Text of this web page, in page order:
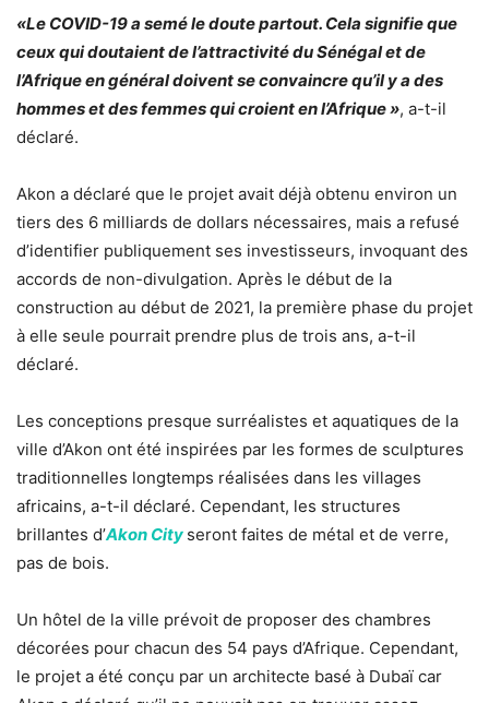
«Le COVID-19 a semé le doute partout. Cela signifie que
ceux qui doutaient de l’attractivité du Sénégal et de
l’Afrique en général doivent se convaincre qu’il y a des
hommes et des femmes qui croient en l’Afrique », a-t-il
déclaré.
Akon a déclaré que le projet avait déjà obtenu environ un
tiers des 6 milliards de dollars nécessaires, mais a refusé
d’identifier publiquement ses investisseurs, invoquant des
accords de non-divulgation. Après le début de la
construction au début de 2021, la première phase du projet
à elle seule pourrait prendre plus de trois ans, a-t-il
déclaré.
Les conceptions presque surréalistes et aquatiques de la
ville d’Akon ont été inspirées par les formes de sculptures
traditionnelles longtemps réalisées dans les villages
africains, a-t-il déclaré. Cependant, les structures
brillantes d’Akon City seront faites de métal et de verre,
pas de bois.
Un hôtel de la ville prévoit de proposer des chambres
décorées pour chacun des 54 pays d’Afrique. Cependant,
le projet a été conçu par un architecte basé à Dubaï car